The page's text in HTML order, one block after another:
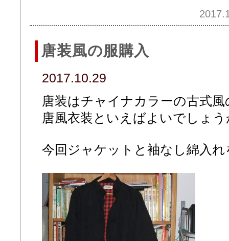
唐装風の服購入
2017.10.29
唐装はチャイナカラーの古式
唐風衣装といえばよいでしょ
今回ジャケットと袖なし綿入